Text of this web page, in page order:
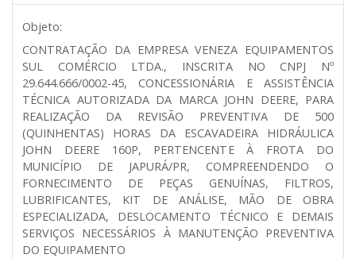
Objeto:
CONTRATAÇÃO DA EMPRESA VENEZA EQUIPAMENTOS
SUL COMÉRCIO LTDA., INSCRITA NO CNPJ Nº
29.644.666/0002-45, CONCESSIONÁRIA E ASSISTÊNCIA
TÉCNICA AUTORIZADA DA MARCA JOHN DEERE, PARA
REALIZAÇÃO DA REVISÃO PREVENTIVA DE 500
(QUINHENTAS) HORAS DA ESCAVADEIRA HIDRÁULICA
JOHN DEERE 160P, PERTENCENTE À FROTA DO
MUNICÍPIO DE JAPURÁ/PR, COMPREENDENDO O
FORNECIMENTO DE PEÇAS GENUÍNAS, FILTROS,
LUBRIFICANTES, KIT DE ANÁLISE, MÃO DE OBRA
ESPECIALIZADA, DESLOCAMENTO TÉCNICO E DEMAIS
SERVIÇOS NECESSÁRIOS À MANUTENÇÃO PREVENTIVA
DO EQUIPAMENTO